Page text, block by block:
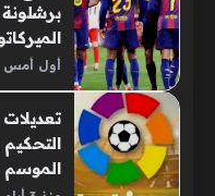
أول أمس
الموسم